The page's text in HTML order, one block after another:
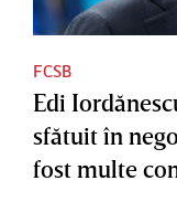
FCSB
Edi
sfătuit în
fost multe